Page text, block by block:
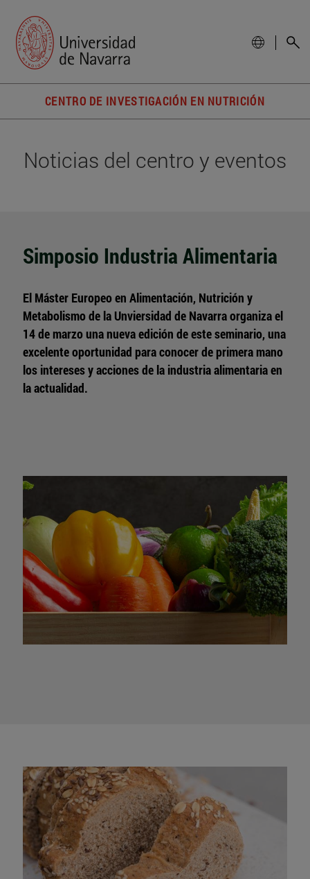
CENTRO DE INVESTIGACIÓN EN NUTRICIÓN
Noticias del centro y eventos
Simposio Industria Alimentaria
El Máster Europeo en Alimentación, Nutrición y
Metabolismo de la Unviersidad de Navarra organiza el
14 de marzo una nueva edición de este seminario, una
excelente oportunidad para conocer de primera mano
los intereses y acciones de la industria alimentaria en
la actualidad.